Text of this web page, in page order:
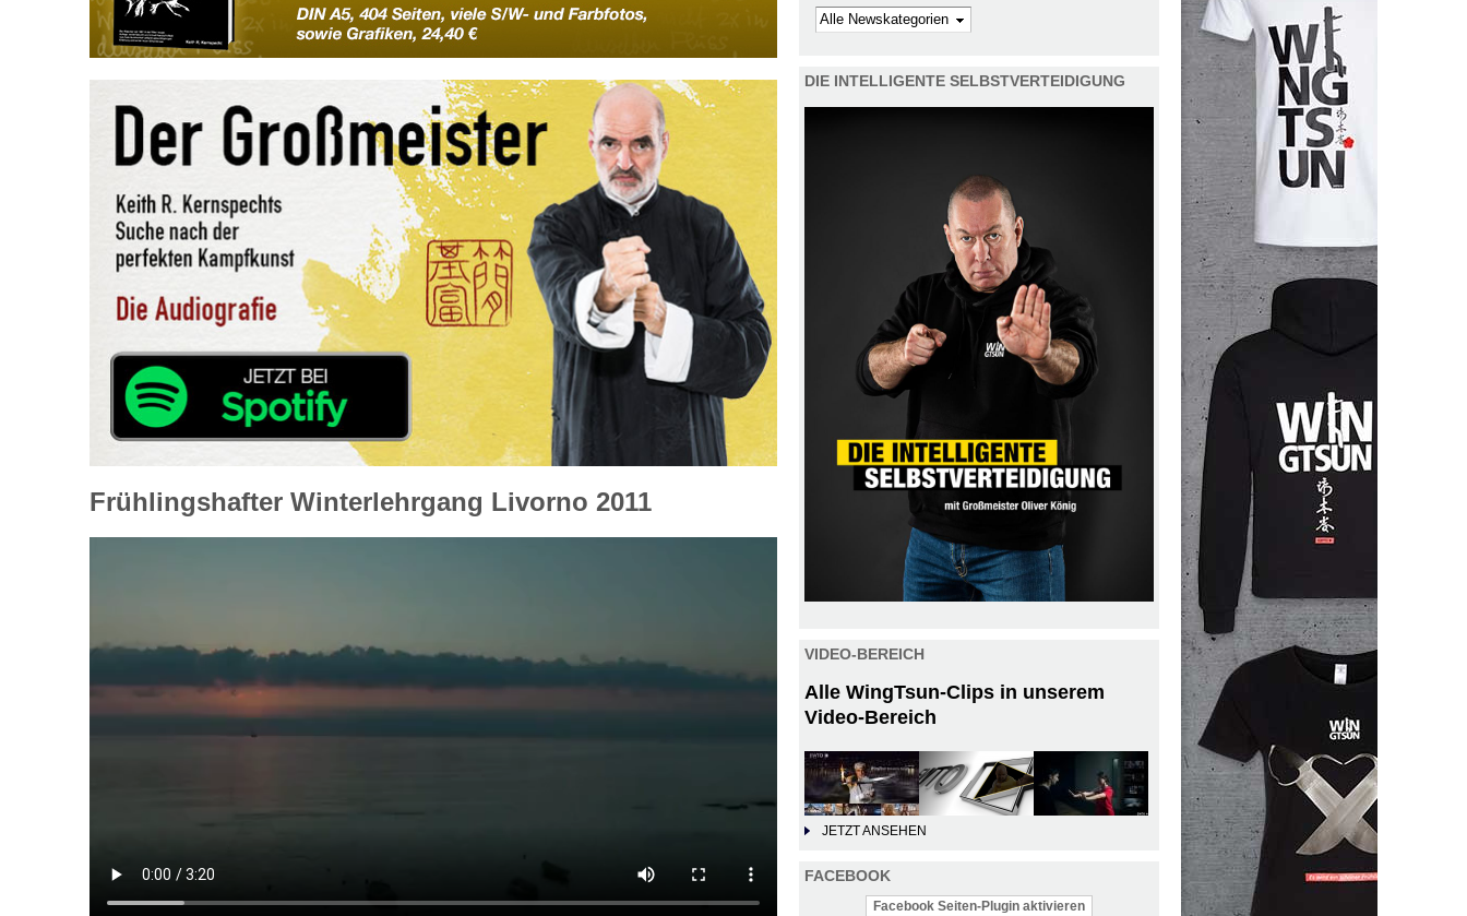
Frühlingshafter Winterlehrgang Livorno 2011
Kategorie
DIE INTELLIGENTE SELBSTVERTEIDIGUNG
VIDEO-BEREICH
Alle WingTsun-Clips in unserem
Video-Bereich
JETZT ANSEHEN
FACEBOOK
Facebook Seiten-Plugin aktivieren